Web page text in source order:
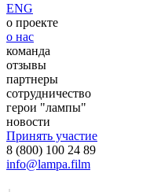
ENG
о проекте
о нас
команда
отзывы
партнеры
сотрудничество
герои "лампы"
новости
Принять участие
8 (800) 100 24 89
info@lampa.film